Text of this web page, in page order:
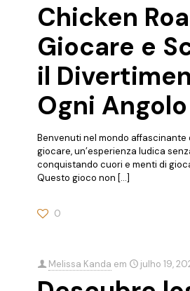
Chicken
Giocare e
il
Ogni Angolo
Benvenuti nel mondo affascinante
giocare, un’esperienza ludica
conquistando cuori e menti di
Questo gioco non […]
0
Melissa Kanda em julho 19,